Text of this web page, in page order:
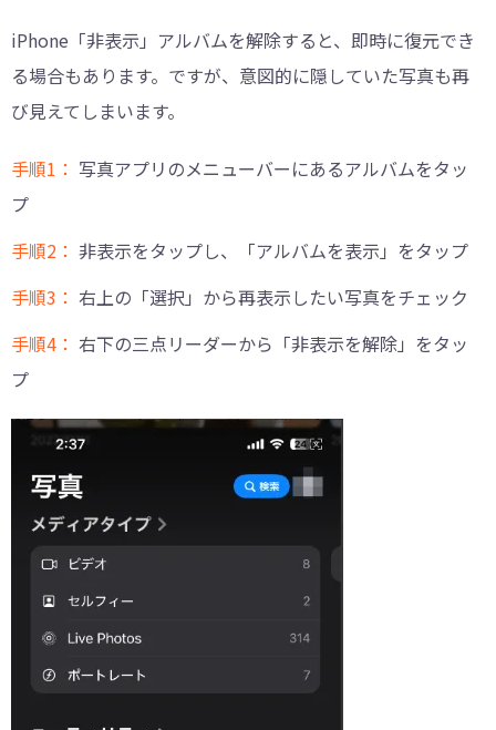
iPhone「非表示」アルバムを解除すると、即時に復元でき
る場合もあります。ですが、意図的に隠していた写真も再
び見えてしまいます。
手順1： 写真アプリのメニューバーにあるアルバムをタッ
プ
手順2： 非表示をタップし、「アルバムを表示」をタップ
手順3： 右上の「選択」から再表示したい写真をチェック
手順4： 右下の三点リーダーから「非表示を解除」をタッ
プ